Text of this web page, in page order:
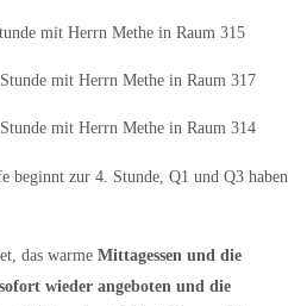
mit Herrn Methe in Raum 315
mit Herrn Methe in Raum 317
mit Herrn Methe in Raum 314
beginnt zur 4. Stunde, Q1 und Q3 haben
das warme Mittagessen und die
wieder angeboten und die